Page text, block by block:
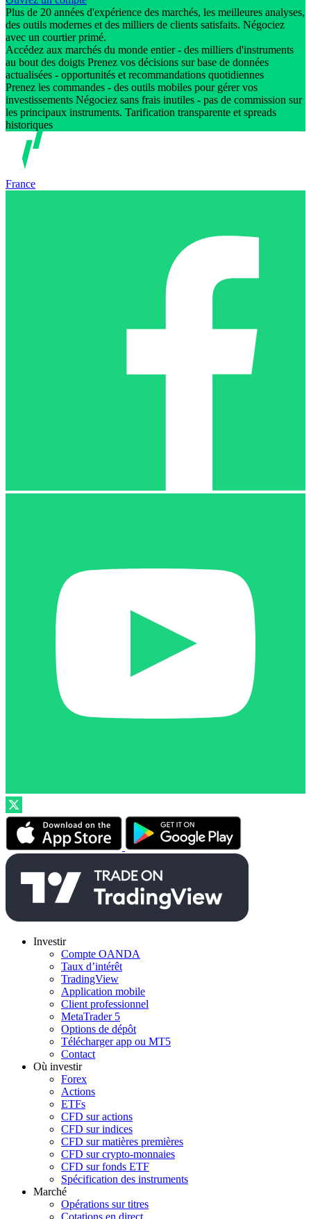
Plus de 20 années d'expérience des marchés, les meilleures analyses,
des outils modernes et des milliers de clients satisfaits. Négociez
avec un courtier primé.
Accédez aux marchés du monde entier - des milliers d'instruments
au bout des doigts Prenez vos décisions sur base de données
actualisées - opportunités et recommandations quotidiennes
Prenez les commandes - des outils mobiles pour gérer vos
investissements Négociez sans frais inutiles - pas de commission sur
les principaux instruments. Tarification transparente et spreads
historiques
France
Investir
Compte OANDA
Taux d’intérêt
TradingView
Application mobile
Client professionnel
MetaTrader 5
Options de dépôt
Télécharger app ou MT5
Contact
Où investir
Forex
Actions
ETFs
CFD sur actions
CFD sur indices
CFD sur matières premières
CFD sur crypto-monnaies
CFD sur fonds ETF
Spécification des instruments
Marché
Opérations sur titres
Cotations en direct